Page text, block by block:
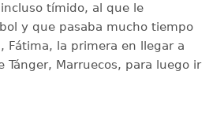
tímido, al que le
y que pasaba mucho tiempo
Fátima, la primera en llegar a
Tánger, Marruecos, para luego ir